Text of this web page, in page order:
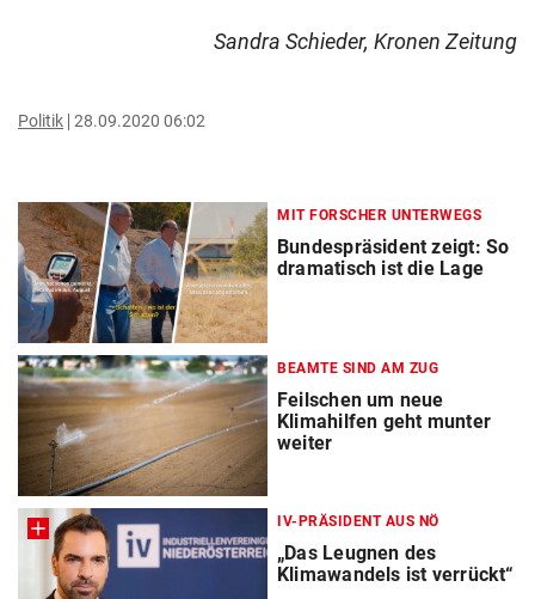
Sandra Schieder, Kronen Zeitung
Politik 28.09.2020 06:02
MIT FORSCHER UNTERWEGS
Bundespräsident zeigt: So
dramatisch ist die Lage
BEAMTE SIND AM ZUG
Feilschen um neue
Klimahilfen geht munter
weiter
IV-PRÄSIDENT AUS NÖ
„Das Leugnen des
Klimawandels ist verrückt“